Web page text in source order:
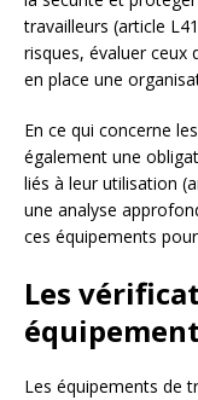
travailleurs (article
risques, évaluer ceux
en place une
En ce qui concerne
également une
liés à leur utilisation
une analyse
ces équipements
Les
Les équipements de